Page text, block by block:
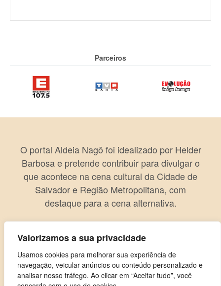
Valorizamos a sua privacidade
Usamos cookies para melhorar sua experiência de
navegação, veicular anúncios ou conteúdo personalizado e
analisar nosso tráfego. Ao clicar em “Aceitar tudo”, você
Parceiros
O portal Aldeia Nagô foi idealizado por Helder
Barbosa e pretende contribuir para divulgar o
que acontece na cena cultural da Cidade de
Salvador e Região Metropolitana, com
destaque para a cena alternativa.